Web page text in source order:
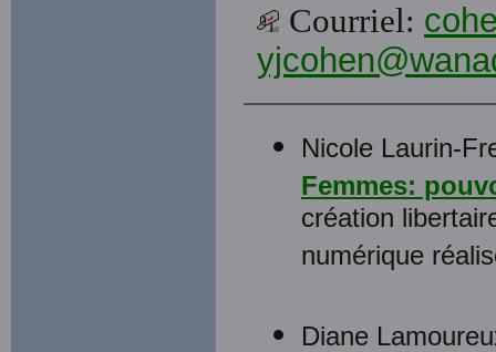
Courriel:
Nicole Laurin-
Femmes:
création
numérique
Diane